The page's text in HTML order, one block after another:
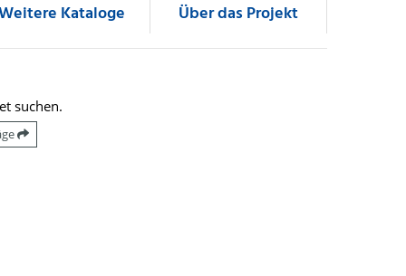
Kataloge Über das Projekt
suchen.